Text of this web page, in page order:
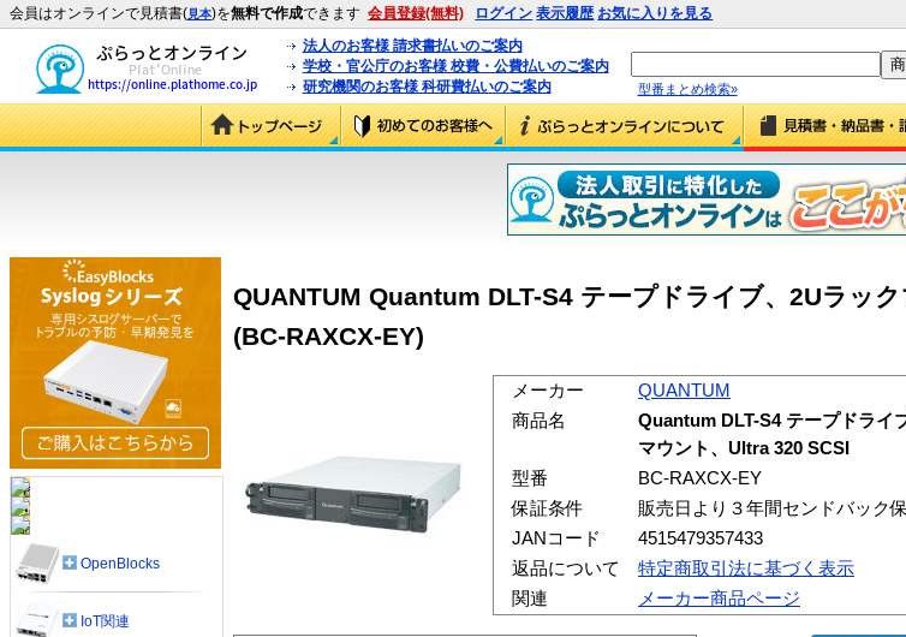
会員はオンラインで見積書(見本)を無料で作成できます 会員登録(無料) ログイン 表示履歴 お気に入りを見る
法人のお客様 請求書払いのご案内
学校・官公庁のお客様 校費・公費払いのご案内
研究機関のお客様 科研費払いのご案内
型番まとめ検索»
QUANTUM Quantum DLT-S4 テープドライブ、2Uラッ
(BC-RAXCX-EY)
メーカー
QUANTUM
商品名
Quantum DLT-S4 テープドライ
マウント、Ultra 320 SCSI
型番
BC-RAXCX-EY
保証条件
販売日より３年間センドバック
JANコード
4515479357433
返品について
特定商取引法に基づく表示
関連
メーカー商品ページ
OpenBlocks
IoT関連